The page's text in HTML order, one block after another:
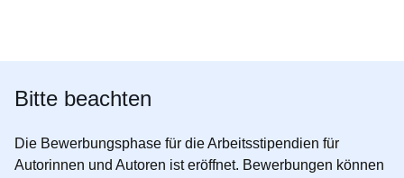
Bitte beachten
Die Bewerbungsphase für die Arbeitsstipendien für
Autorinnen und Autoren ist eröffnet. Bewerbungen können